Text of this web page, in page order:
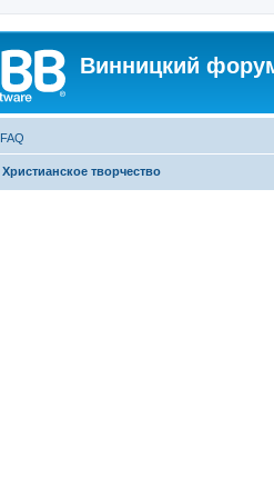
Винницкий
FAQ
Христианское творчество